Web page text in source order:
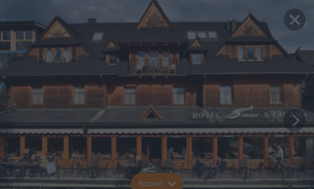
Rozwiń